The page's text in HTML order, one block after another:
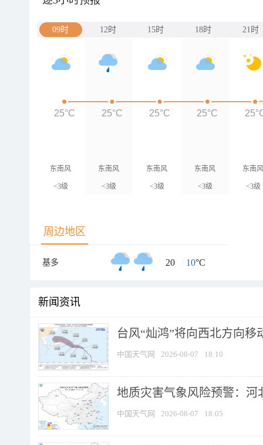
09时 12时 15时 18时 21时
东南风
<3级
东南风
<3级
东南风
<3级
东南风
<3级
东南
<3级
25°C 25°C 25°C 25°C
周边地区
基多 20 / 10°C
新闻资讯
台风“灿鸿”将向西北方向移
中国天气网 2026-08-07 18:10
地质灾害气象风险预警：河
中国天气网 2026-08-07 18:05